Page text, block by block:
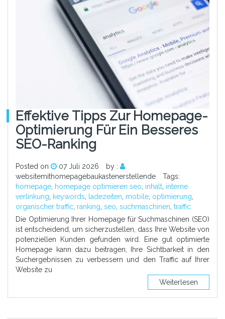
Effektive Tipps Zur Homepage-
Optimierung Für Ein Besseres
SEO-Ranking
Posted on 07 Juli 2026
by :
websitemithomepagebaukastenerstellende
Tags:
homepage homepage optimieren seo inhalt interne
verlinkung
keywords ladezeiten mobile optimierung
organischer traffic ranking seo suchmaschinen traffic
Die Optimierung Ihrer Homepage für Suchmaschinen (SEO)
ist entscheidend, um sicherzustellen, dass Ihre Website von
potenziellen Kunden gefunden wird. Eine gut optimierte
Homepage kann dazu beitragen, Ihre Sichtbarkeit in den
Suchergebnissen zu verbessern und den Traffic auf Ihrer
Website zu
Weiterlesen